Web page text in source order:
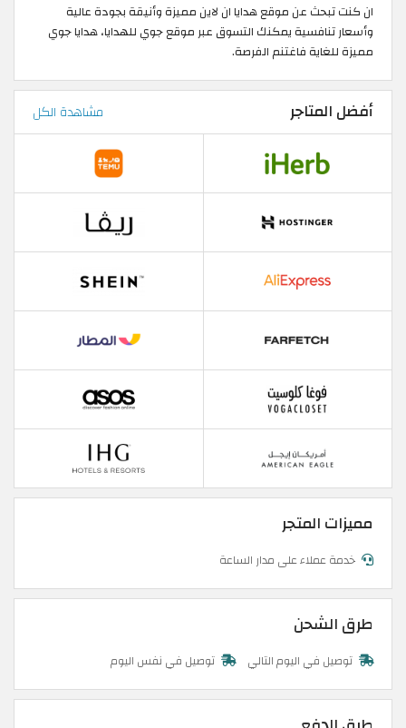
ان كنت تبحث عن موقع هدايا ان لاين مميزة وأنيقة بجودة عالية
وأسعار تنافسية يمكنك التسوق عبر موقع جوي للهدايا، هدايا جوي
مميزة للغاية فاغتنم الفرصة.
أفضل المتاجر مشاهدة الكل
مميزات المتجر
خدمة عملاء على مدار الساعة
طرق الشحن
توصيل في اليوم التالي توصيل في نفس اليوم